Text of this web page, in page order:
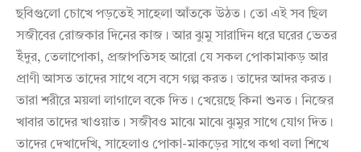
ছবিগুলো চোখে পড়তেই সাহেলা আঁতকে উঠত। তো এই সব ছিল
সজীবের রোজকার দিনের কাজ। আর ঝুমু সারাদিন ধরে ঘরের ভেতর
ইঁদুর, তেলাপোকা, প্রজাপতিসহ আরো যে সকল পোকামাকড় আর
প্রাণী আসত তাদের সাথে বসে বসে গল্প করত। তাদের আদর করত।
তারা শরীরে ময়লা লাগালে বকে দিত। খেয়েছে কিনা শুনত। নিজের
খাবার তাদের খাওয়াত। সজীবও মাঝে মাঝে ঝুমুর সাথে যোগ দিত।
তাদের দেখাদেখি, সাহেলাও পোকা-মাকড়ের সাথে কথা বলা শিখে